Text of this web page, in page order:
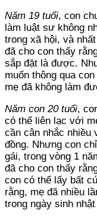
Năm 19 tuổi, con
làm luật sư không
trong xã hội, và
đã cho con thấy
sắp đặt là được.
muốn thông qua
mẹ đã không làm
Năm con 20 tuổi,
có thể liên lạc với
cần cân nhắc nhiều
đồng. Nhưng con
gái, trong vòng 1
đã cho con thấy
con có thể lấy bất
rằng, mẹ đã nhiều
trong ngày sinh